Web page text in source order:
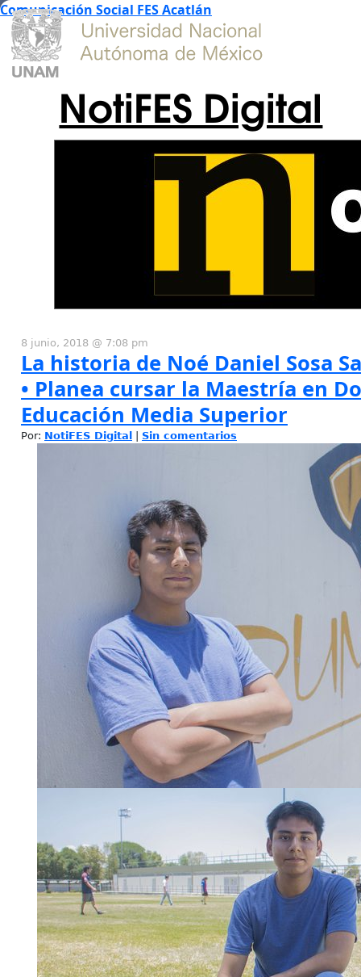
Comunicación Social FES Acatlán
NotiFES Digital
8 junio, 2018 @ 7:08 pm
La historia de Noé Daniel Sosa
• Planea cursar la Maestría en
Educación Media Superior
Por: NotiFES Digital Sin comentarios